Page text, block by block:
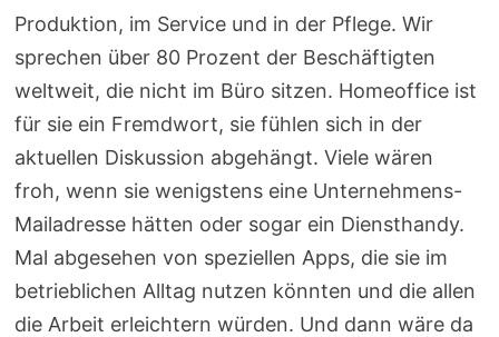
Produktion, im Service und in der Pflege. Wir
sprechen über 80 Prozent der Beschäftigten
weltweit, die nicht im Büro sitzen. Homeoffice ist
für sie ein Fremdwort, sie fühlen sich in der
aktuellen Diskussion abgehängt. Viele wären
froh, wenn sie wenigstens eine Unternehmens-
Mailadresse hätten oder sogar ein Diensthandy.
Mal abgesehen von speziellen Apps, die sie im
betrieblichen Alltag nutzen könnten und die allen
die Arbeit erleichtern würden. Und dann wäre da